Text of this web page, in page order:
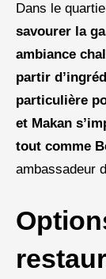
Dans le
savourer la
ambiance
partir
particulière
et Makan
tout comme
ambassadeur